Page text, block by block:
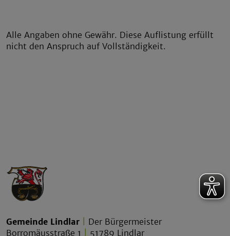
Alle Angaben ohne Gewähr. Diese Auflistung erfüllt
nicht den Anspruch auf Vollständigkeit.
Gemeinde Lindlar
Der Bürgermeister
Borromäusstraße 1
51789 Lindlar